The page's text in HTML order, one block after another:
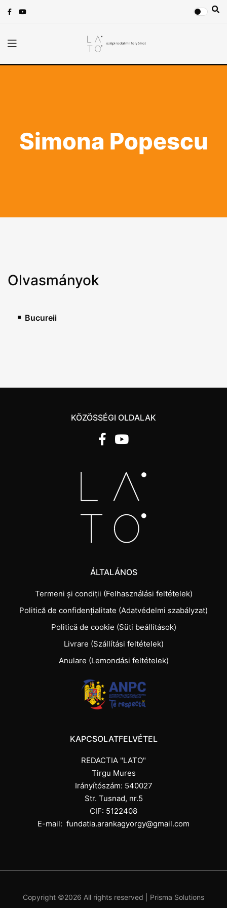
Simona Popescu
Olvasmányok
Bucureii
KÖZÖSSÉGI OLDALAK
ÁLTALÁNOS
Termeni și condiții (Felhasználási feltételek)
Politică de confidențialitate (Adatvédelmi szabályzat)
Politică de cookie (Süti beállítások)
Livrare (Szállítási feltételek)
Anulare (Lemondási feltételek)
KAPCSOLATFELVÉTEL
REDACTIA "LATO"
Tirgu Mures
Irányítószám: 540027
Str. Tusnad, nr.5
CIF: 5122408
E-mail: fundatia.arankagyorgy@gmail.com
Copyright ©2026 All rights reserved | Prisma Solutions